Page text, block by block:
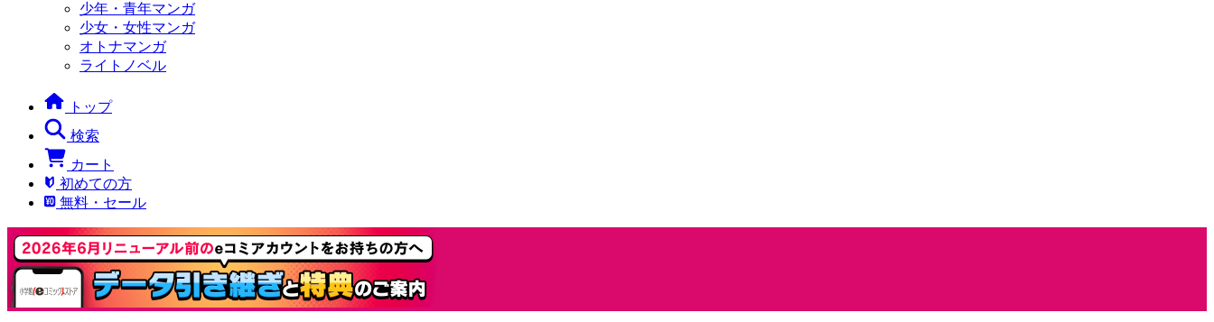
少年・青年マンガ
少女・女性マンガ
オトナマンガ
ライトノベル
トップ
検索
カート
初めての方
無料・セール